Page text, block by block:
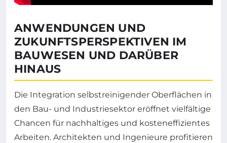
ANWENDUNGEN UND
ZUKUNFTSPERSPEKTIVEN IM
BAUWESEN UND DARÜBER
HINAUS
Die Integration selbstreinigender Oberflächen in
den Bau- und Industriesektor eröffnet vielfältige
Chancen für nachhaltiges und kosteneffizientes
Arbeiten. Architekten und Ingenieure profitieren